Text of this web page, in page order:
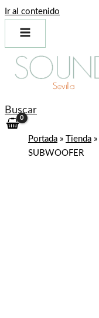
Ir al contenido
Buscar
Portada » Tienda »
SUBWOOFER